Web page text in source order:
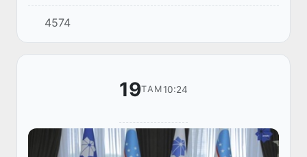
университетінің өкілдерінен құралған
делегация Оңтүстік Кореяда нәтижелі
кездесулер өткізуде. Келесі диало...
4574
19ТАМ10:24